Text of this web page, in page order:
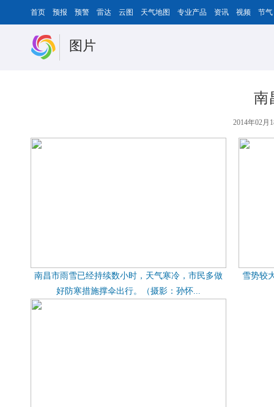
首页 预报 预警 雷达 云图 天气地图 专业产品 资讯 视频 节气
图片
南
2014年02月
南昌市雨雪已经持续数小时，天气寒冷，市民多做
好防寒措施撑伞出行。（摄影：孙怀...
雪势较